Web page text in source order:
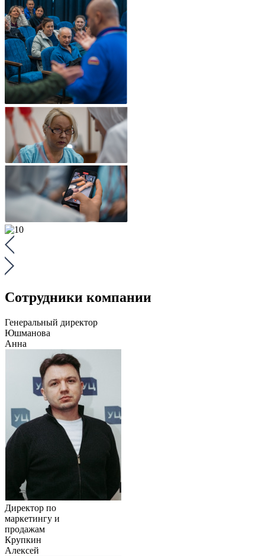
Сотрудники компании
Генеральный директор
Юшманова
Анна
Директор по
маркетингу и
продажам
Крупкин
Алексей